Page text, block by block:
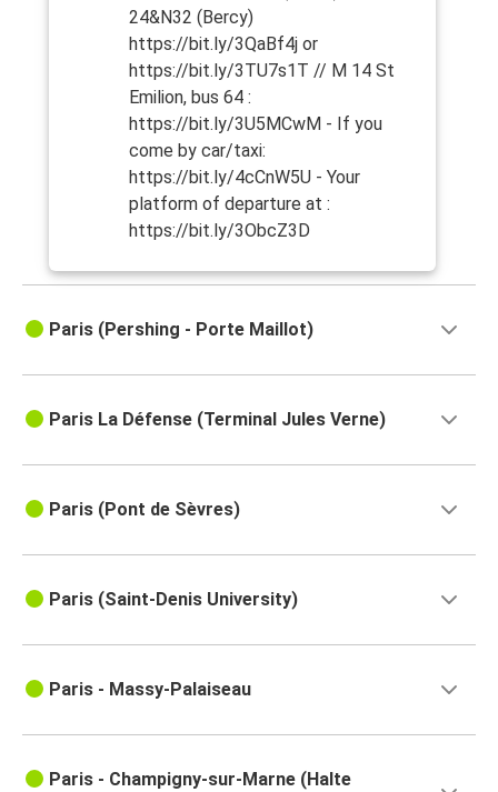
24&N32 (Bercy)
https://bit.ly/3QaBf4j or
https://bit.ly/3TU7s1T // M 14 St
Emilion, bus 64 :
https://bit.ly/3U5MCwM - If you
come by car/taxi:
https://bit.ly/4cCnW5U - Your
platform of departure at :
https://bit.ly/3ObcZ3D
Paris (Pershing - Porte Maillot)
Paris La Défense (Terminal Jules Verne)
Paris (Pont de Sèvres)
Paris (Saint-Denis University)
Paris - Massy-Palaiseau
Paris - Champigny-sur-Marne (Halte